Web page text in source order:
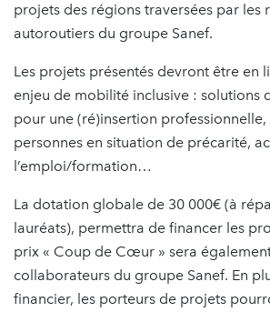
projets des régions traversées par les
autoroutiers du groupe Sanef.
Les projets présentés devront être en
enjeu de mobilité inclusive : solutions
pour une (ré)insertion
personnes en situation de précarité,
l’emploi/formation…
La dotation globale de 30 000€ (à
lauréats), permettra de financer les
prix « Coup de Cœur » sera
collaborateurs du groupe Sanef. En
financier, les porteurs de projets